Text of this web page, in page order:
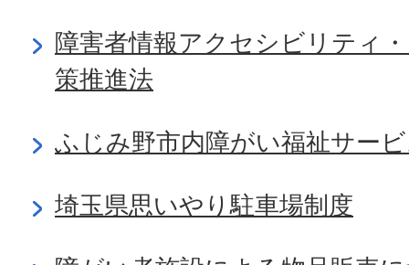
障害者情報アクセシビリティ
策推進法
ふじみ野市内障がい福祉サー
埼玉県思いやり駐車場制度